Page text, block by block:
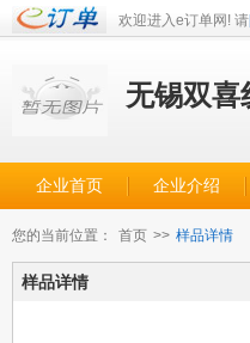
欢迎进入e订单网! 请
无锡双喜
企业首页 企业介绍
您的当前位置： 首页 >> 样品详情
样品详情